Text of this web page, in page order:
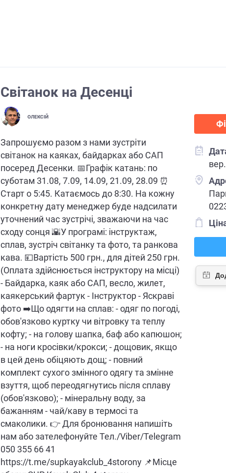
Світанок на Десенці
ОЛЕКСІЙ
Запрошуємо разом з нами зустріти
світанок на каяках, байдарках або САП
посеред Десенки. 📅Графік катань: по
суботам 31.08, 7.09, 14.09, 21.09, 28.09 ⏰
Старт о 5:45. Катаємось до 8:30. На кожну
конкретну дату менеджер буде надсилати
уточнений час зустрічі, зважаючи на час
сходу сонця 🌇У програмі: інструктаж,
сплав, зустріч світанку та фото, та ранкова
кава. 💴Вартість 500 грн., для дітей 250 грн.
(Оплата здійснюється інструктору на місці)
- Байдарка, каяк або САП, весло, жилет,
каякерський фартук - Інструктор - Яскраві
фото ➡️Що одягти на сплав: - одяг по погоді,
обов'язково куртку чи вітровку та теплу
кофту; - на голову шапка, баф або капюшон;
- на ноги кросівки/крокси; - дощовик, якщо
в цей день обіцяють дощ; - повний
комплект сухого змінного одягу та змінне
взуття, щоб переодягнутись після сплаву
(обов'язково); - мінеральну воду, за
бажанням - чай/каву в термосі та
смаколики. 👉 Для бронювання напишіть
нам або зателефонуйте Тел./Viber/Telegram
050 355 66 41
https://t.me/supkayakclub_4storony 📌Місце